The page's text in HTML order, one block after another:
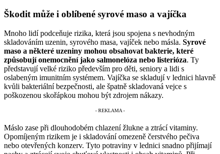
Škodit může i oblíbené syrové maso a vajíčka
Mnoho lidí podceňuje rizika, která jsou spojena s nevhodným
skladováním uzenin, syrového masa, vajíček nebo másla. Syrové
maso a některé uzeniny mohou obsahovat bakterie, které
způsobují onemocnění jako salmonelóza nebo listerióza. Ty
představují velké riziko především pro děti, seniory a lidi s
oslabeným imunitním systémem. Vajíčka se skladují v lednici hlavně
kvůli bakteriální bezpečnosti, ale špatně skladovaná vejce s
poškozenou skořápkou mohou být zdrojem nákazy.
Máslo zase při dlouhodobém chlazení žlukne a ztrácí vitaminy.
Opomíjeným rizikem je i skladování omezeně čerstvého pečiva
nebo otevřených konzerv. Tyto potraviny v lednici snadno přijímají